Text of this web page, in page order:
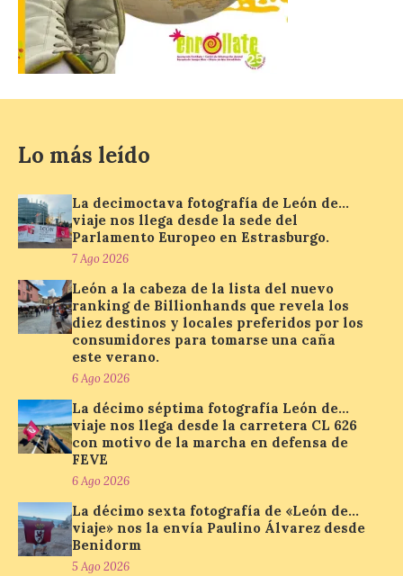
localizar y disfrutar del
eclipse solar del 12 de
agosto con seguridad
que permite conocer la
para observar el eclipse
solar del 12 de agosto de 2026 sin
obstáculos. El visor es una herramienta a
la […]
Paradores renueva su
compromiso con La Vuelta
como patrocinador oficial
7 Ago 2026
La cadena hotelera pública
en la zona de descanso
junto al control de firmas
y, como novedad, en el
Leaders Lounge, dos espacios exclusivos
para los ciclistas. El recorrido de La
Vuelta discurrirá junto a 17 […]
Lo más leído
La decimoctava fotografía de León de…
viaje nos llega desde la sede del
Parlamento Europeo en Estrasburgo.
7 Ago 2026
León a la cabeza de la lista del nuevo
ranking de Billionhands que revela los
diez destinos y locales preferidos por los
consumidores para tomarse una caña
este verano.
6 Ago 2026
La décimo séptima fotografía León de…
viaje nos llega desde la carretera CL 626
con motivo de la marcha en defensa de
FEVE
6 Ago 2026
La décimo sexta fotografía de «León de…
viaje» nos la envía Paulino Álvarez desde
Benidorm
5 Ago 2026